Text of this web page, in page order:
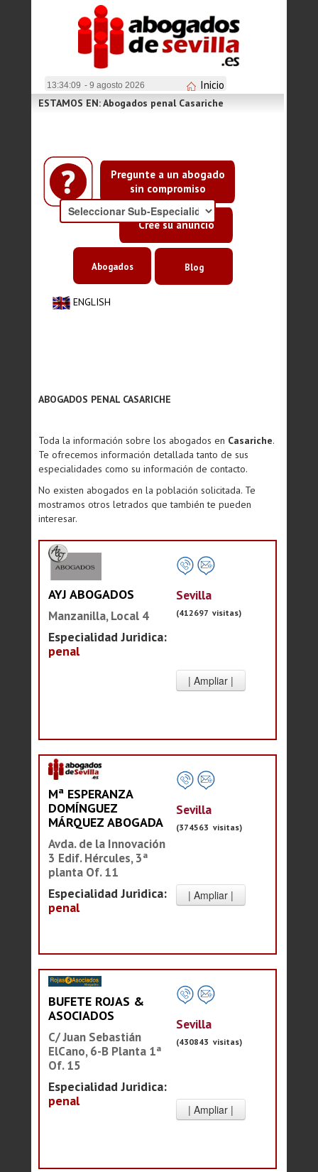
13:34:10 - 9 agosto 2026 Inicio
Pregunte a un abogado
sin compromiso
Cree su anuncio
ESTAMOS EN: Abogados penal Casariche
ENGLISH
Abogados Blog
ABOGADOS PENAL CASARICHE
Toda la información sobre los abogados en Casariche.
Te ofrecemos información detallada tanto de sus
especialidades como su información de contacto.
No existen abogados en la población solicitada. Te
mostramos otros letrados que también te pueden
interesar.
AYJ ABOGADOS
Manzanilla, Local 4
Especialidad Juridica:
penal
Sevilla
(412697 visitas)
Mª ESPERANZA
DOMÍNGUEZ
MÁRQUEZ ABOGADA
Avda. de la Innovación
3 Edif. Hércules, 3ª
planta Of. 11
Especialidad Juridica:
penal
Sevilla
(374563 visitas)
BUFETE ROJAS &
ASOCIADOS
C/ Juan Sebastián
ElCano, 6-B Planta 1ª
Of. 15
Especialidad Juridica:
penal
Sevilla
(430843 visitas)